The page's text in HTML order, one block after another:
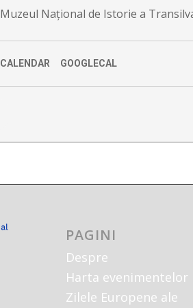
Muzeul Național de Istorie a
CALENDAR GOOGLECAL
PAGINI
Despre
Harta evenimentelor
Zilele Europene ale